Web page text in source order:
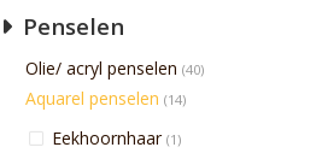
Penselen
Olie/ acryl penselen (40)
Aquarel penselen (14)
Eekhoornhaar (1)